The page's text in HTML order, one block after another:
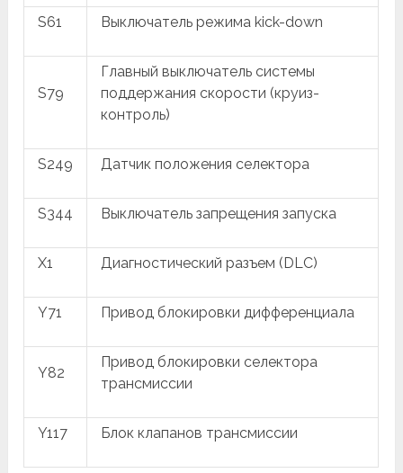
S61 Выключатель режима kick-down
S79
Главный выключатель системы
поддержания скорости (круиз-
контроль)
S249 Датчик положения селектора
S344 Выключатель запрещения запуска
X1 Диагностический разъем (DLC)
Y71 Привод блокировки дифференциала
Y82
Привод блокировки селектора
трансмиссии
Y117 Блок клапанов трансмиссии